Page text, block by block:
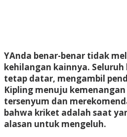
YAnda benar-benar tidak
kehilangan kainnya.
tetap datar, mengambil
Kipling menuju
tersenyum dan
bahwa kriket adalah saat
alasan untuk mengeluh.